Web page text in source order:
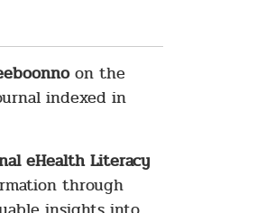
on the
indexed in
eHealth Literacy
through